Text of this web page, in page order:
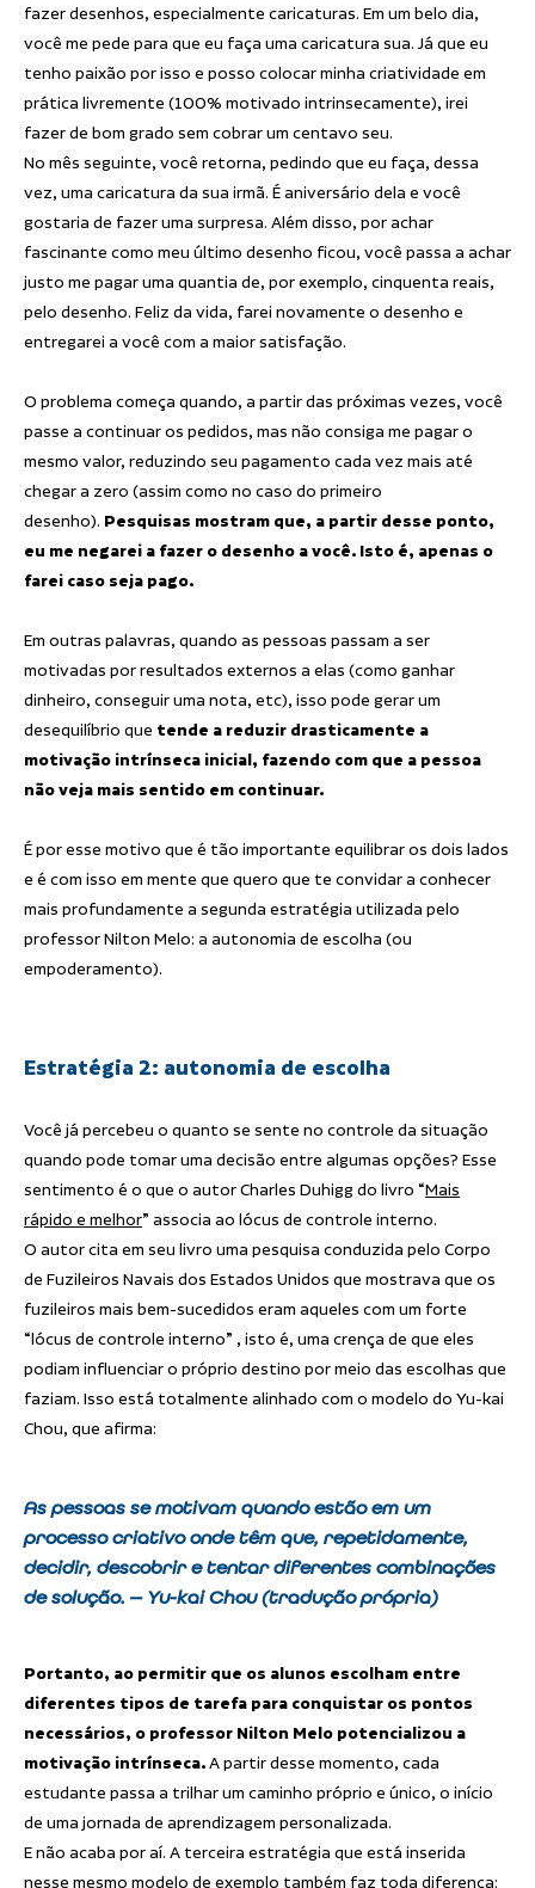
fazer desenhos, especialmente caricaturas. Em um belo dia,
você me pede para que eu faça uma caricatura sua. Já que eu
tenho paixão por isso e posso colocar minha criatividade em
prática livremente (100% motivado intrinsecamente), irei
fazer de bom grado sem cobrar um centavo seu.
No mês seguinte, você retorna, pedindo que eu faça, dessa
vez, uma caricatura da sua irmã. É aniversário dela e você
gostaria de fazer uma surpresa. Além disso, por achar
fascinante como meu último desenho ficou, você passa a achar
justo me pagar uma quantia de, por exemplo, cinquenta reais,
pelo desenho. Feliz da vida, farei novamente o desenho e
entregarei a você com a maior satisfação.
O problema começa quando, a partir das próximas vezes, você
passe a continuar os pedidos, mas não consiga me pagar o
mesmo valor, reduzindo seu pagamento cada vez mais até
chegar a zero (assim como no caso do primeiro
desenho). Pesquisas mostram que, a partir desse ponto,
eu me negarei a fazer o desenho a você. Isto é, apenas o
farei caso seja pago.
Em outras palavras, quando as pessoas passam a ser
motivadas por resultados externos a elas (como ganhar
dinheiro, conseguir uma nota, etc), isso pode gerar um
desequilíbrio que tende a reduzir drasticamente a
motivação intrínseca inicial, fazendo com que a pessoa
não veja mais sentido em continuar.
É por esse motivo que é tão importante equilibrar os dois lados
e é com isso em mente que quero que te convidar a conhecer
mais profundamente a segunda estratégia utilizada pelo
professor Nilton Melo: a autonomia de escolha (ou
empoderamento).
Estratégia 2: autonomia de escolha
Você já percebeu o quanto se sente no controle da situação
quando pode tomar uma decisão entre algumas opções? Esse
sentimento é o que o autor Charles Duhigg do livro “Mais
rápido e melhor” associa ao lócus de controle interno.
O autor cita em seu livro uma pesquisa conduzida pelo Corpo
de Fuzileiros Navais dos Estados Unidos que mostrava que os
fuzileiros mais bem-sucedidos eram aqueles com um forte
“lócus de controle interno” , isto é, uma crença de que eles
podiam influenciar o próprio destino por meio das escolhas que
faziam. Isso está totalmente alinhado com o modelo do Yu-kai
Chou, que afirma:
As pessoas se motivam quando estão em um
processo criativo onde têm que, repetidamente,
decidir, descobrir e tentar diferentes combinações
de solução. — Yu-kai Chou (tradução própria)
Portanto, ao permitir que os alunos escolham entre
diferentes tipos de tarefa para conquistar os pontos
necessários, o professor Nilton Melo potencializou a
motivação intrínseca.A partir desse momento, cada
estudante passa a trilhar um caminho próprio e único, o início
de uma jornada de aprendizagem personalizada.
E não acaba por aí. A terceira estratégia que está inserida
nesse mesmo modelo de exemplo também faz toda diferença: